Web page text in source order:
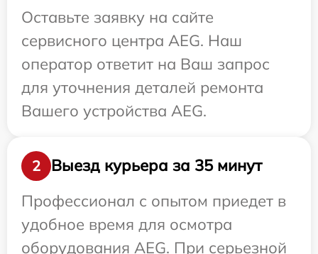
Оставьте заявку на сайте
сервисного центра AEG. Наш
оператор ответит на Ваш запрос
для уточнения деталей ремонта
Вашего устройства AEG.
2
Выезд курьера за 35 минут
Профессионал с опытом приедет в
удобное время для осмотра
оборудования AEG. При серьезной